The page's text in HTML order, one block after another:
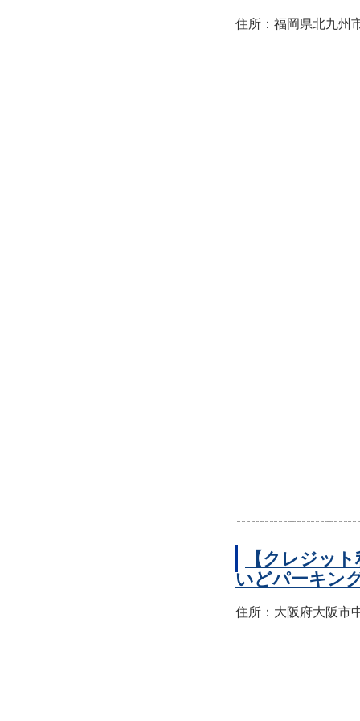
住所：福岡県北九州
【クレジッ
いどパーキン
住所：大阪府大阪市